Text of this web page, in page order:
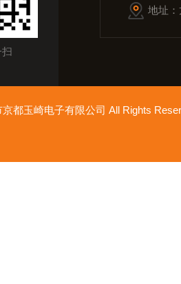
地址
京都玉崎电子有限公司 All Rights